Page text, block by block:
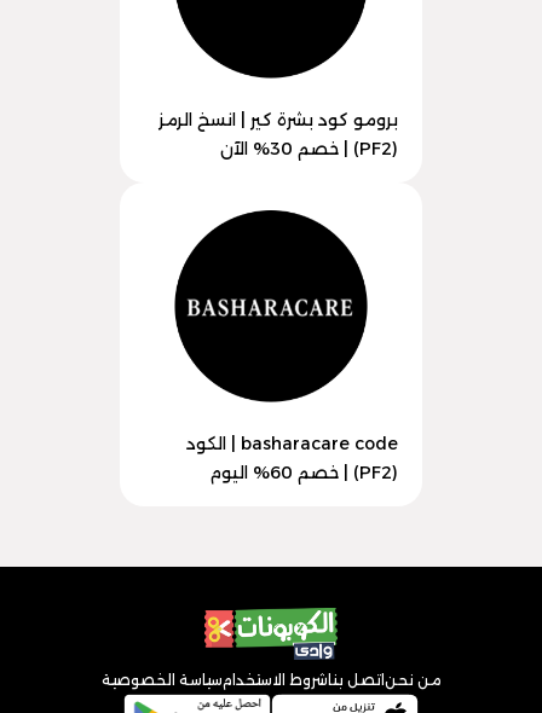
برومو كود بشرة كير | انسخ الرمز
(PF2) | خصم 30% الآن
basharacare code | الكود
(PF2) | خصم 60% اليوم
من نحن اتصل بنا شروط الاستخدامسياسة الخصوصية